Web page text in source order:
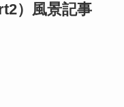
）風景記事